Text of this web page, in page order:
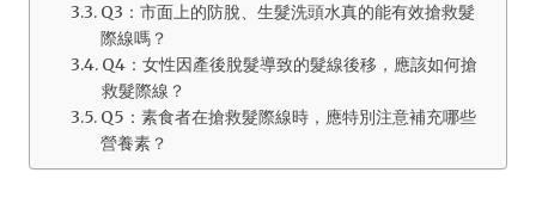
Q3：市面上的防脫、生髮洗頭水真的能有效搶救髮
際線嗎？
Q4：女性因產後脫髮導致的髮線後移，應該如何搶
救髮際線？
Q5：素食者在搶救髮際線時，應特別注意補充哪些
營養素？